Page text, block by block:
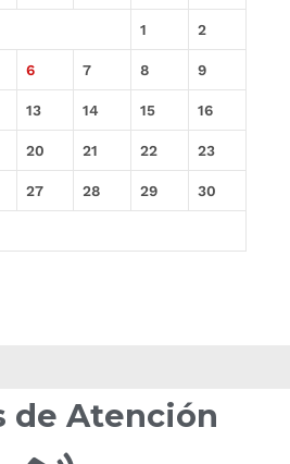
1 2
6 7 8 9
13 14 15 16
20 21 22 23
27 28 29 30
de Atención